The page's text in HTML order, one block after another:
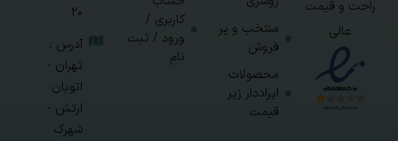
راحت و قیمت
عالی
منتخب و پر
فروش
محصولات
ایراددار زیر
قیمت
کاربری /
ورود / ثبت
نام
20
آدرس :
تهران -
اتوبان
ارتش -
شهرک